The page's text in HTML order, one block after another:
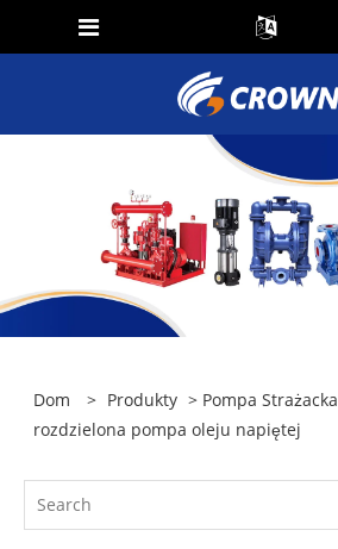
Dom > Produkty > Pompa Strażacka
rozdzielona pompa oleju napiętej